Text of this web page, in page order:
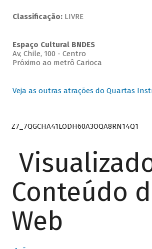
Classificação: LIVRE
Espaço Cultural BNDES
Av, Chile, 100 - Centro
Próximo ao metrô Carioca
Veja as outras atrações do Quartas
Z7_7QGCHA41LODH60A3OQA8RN14Q1
Conteúdo
Web